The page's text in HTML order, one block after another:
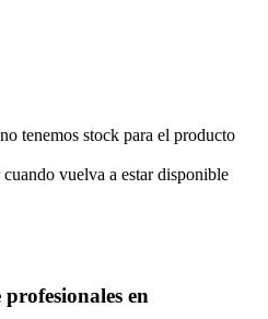
tenemos stock para el producto
vuelva a estar disponible
en